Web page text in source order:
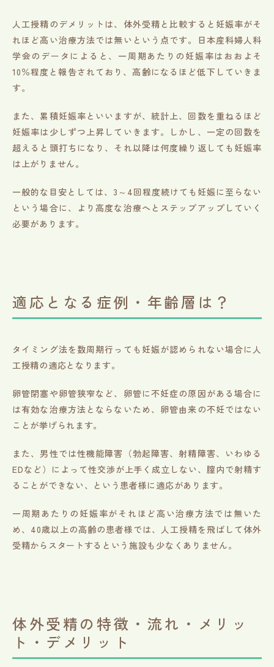
人工授精のデメリットは、体外受精と比較すると妊娠率がそ
れほど高い治療方法では無いという点です。日本産科婦人科
学会のデータによると、一周期あたりの妊娠率はおおよそ
10％程度と報告されており、高齢になるほど低下していきま
す。
また、累積妊娠率といいますが、統計上、回数を重ねるほど
妊娠率は少しずつ上昇していきます。しかし、一定の回数を
超えると頭打ちになり、それ以降は何度繰り返しても妊娠率
は上がりません。
一般的な目安としては、3～4回程度続けても妊娠に至らない
という場合に、より高度な治療へとステップアップしていく
必要があります。
適応となる症例・年齢層は？
タイミング法を数周期行っても妊娠が認められない場合に人
工授精の適応となります。
卵管閉塞や卵管狭窄など、卵管に不妊症の原因がある場合に
は有効な治療方法とならないため、卵管由来の不妊ではない
ことが挙げられます。
また、男性では性機能障害（勃起障害、射精障害、いわゆる
EDなど）によって性交渉が上手く成立しない、膣内で射精す
ることができない、という患者様に適応があります。
一周期あたりの妊娠率がそれほど高い治療方法では無いた
め、40歳以上の高齢の患者様では、人工授精を飛ばして体外
受精からスタートするという施設も少なくありません。
体外受精の特徴・流れ・メリッ
ト・デメリット